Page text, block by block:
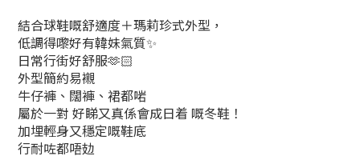
結合球鞋嘅舒適度＋瑪莉珍式外型，
低調得嚟好有韓妹氣質✨
日常行街好舒服🫶🏻
外型簡約易襯
牛仔褲、闊褲、裙都啱
屬於一對 好睇又真係會成日着 嘅冬鞋！
加埋輕身又穩定嘅鞋底
行耐咗都唔攰